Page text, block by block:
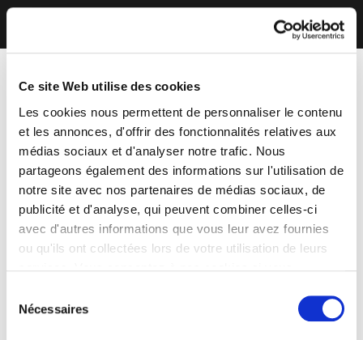
Ce site Web utilise des cookies
Les cookies nous permettent de personnaliser le contenu
et les annonces, d'offrir des fonctionnalités relatives aux
médias sociaux et d'analyser notre trafic. Nous
partageons également des informations sur l'utilisation de
notre site avec nos partenaires de médias sociaux, de
publicité et d'analyse, qui peuvent combiner celles-ci
avec d'autres informations que vous leur avez fournies
ou qu'ils ont collectées lors de votre utilisation de leurs
Nécessaires